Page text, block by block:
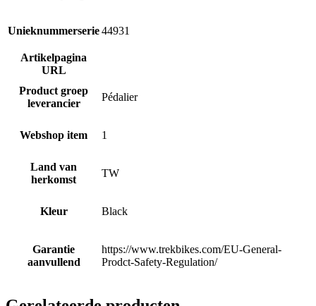
Unieknummerserie44931
Artikelpagina
URL
Product groep
leverancier
Pédalier
Webshop item 1
Land van
herkomst
TW
Kleur Black
Garantie
aanvullend
https://www.trekbikes.com/EU-General-
Prodct-Safety-Regulation/